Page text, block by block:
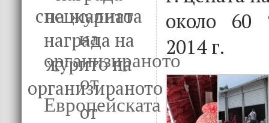
специалната
награда на
журито на
организираното
от
около 60
2014 г.